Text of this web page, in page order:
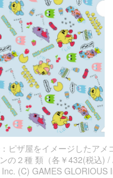
ピザ屋をイメージしたアメ
の２種 類（各￥432(税込) /
(C) GAMES GLORIOUS